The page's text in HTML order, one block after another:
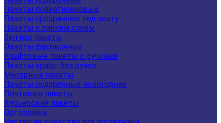
Пакеты полиэтиленовые
Пакеты прозрачные под ленту
Пакеты с липким слоем
Зип лок пакеты
Пакеты фасовочные
Крафтовые пакеты с ручками
Пакеты крафт без ручек
Мусорные пакеты
Пакеты подарочные новогодние
Почтовые пакеты
Курьерские пакеты
Оргтехника